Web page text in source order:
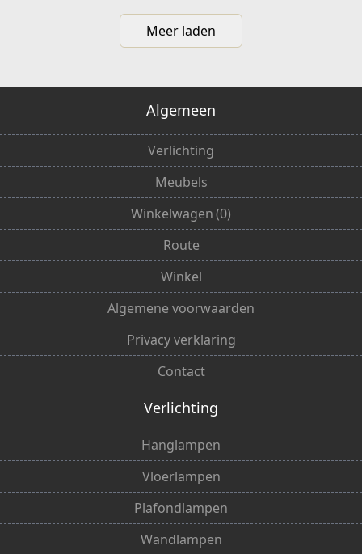
Meer laden
Algemeen
Verlichting
Meubels
Winkelwagen(0)
Route
Winkel
Algemene voorwaarden
Privacy verklaring
Contact
Verlichting
Hanglampen
Vloerlampen
Plafondlampen
Wandlampen